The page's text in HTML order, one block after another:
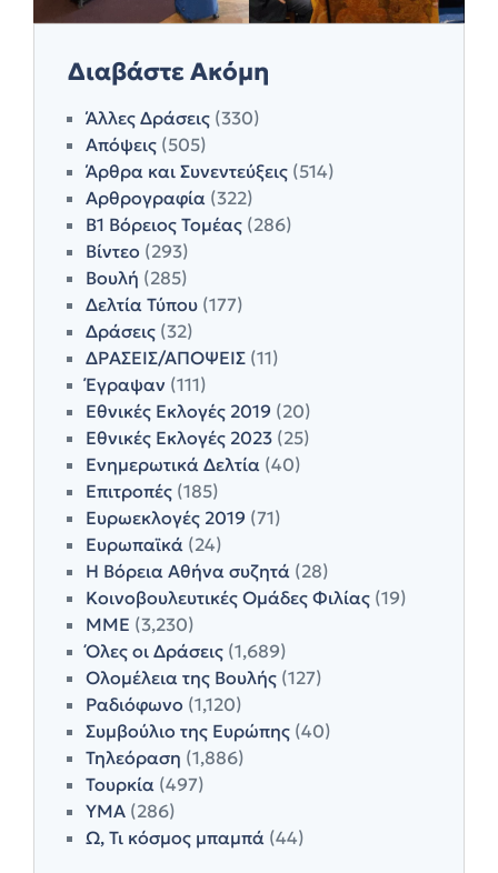
Διαβάστε Ακόμη
Άλλες Δράσεις (330)
Απόψεις (505)
Άρθρα και Συνεντεύξεις (514)
Αρθρογραφία (322)
Β1 Βόρειος Τομέας (286)
Βίντεο (293)
Βουλή (285)
Δελτία Τύπου (177)
Δράσεις (32)
ΔΡΑΣΕΙΣ/ΑΠΟΨΕΙΣ (11)
Έγραψαν (111)
Εθνικές Εκλογές 2019 (20)
Εθνικές Εκλογές 2023 (25)
Ενημερωτικά Δελτία (40)
Επιτροπές (185)
Ευρωεκλογές 2019 (71)
Ευρωπαϊκά (24)
Η Βόρεια Αθήνα συζητά (28)
Κοινοβουλευτικές Ομάδες Φιλίας (19)
ΜΜΕ (3,230)
Όλες οι Δράσεις (1,689)
Ολομέλεια της Βουλής (127)
Ραδιόφωνο (1,120)
Συμβούλιο της Ευρώπης (40)
Τηλεόραση (1,886)
Τουρκία (497)
ΥΜΑ (286)
Ω, Τι κόσμος μπαμπά (44)